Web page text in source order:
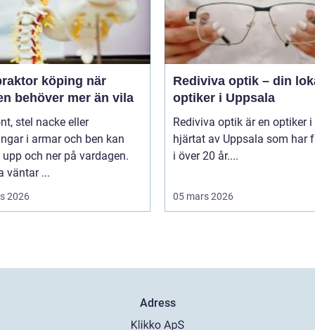
köping när
behöver mer än vila
stel nacke eller
i armar och ben kan
och ner på vardagen.
väntar ...
2026
Rediviva optik – din
optiker i Uppsala
Rediviva optik är en optiker i
hjärtat av Uppsala som har
i över 20 år....
05 mars 2026
Adress